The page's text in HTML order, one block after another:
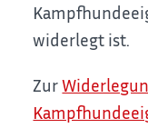
widerlegt ist.
Zur